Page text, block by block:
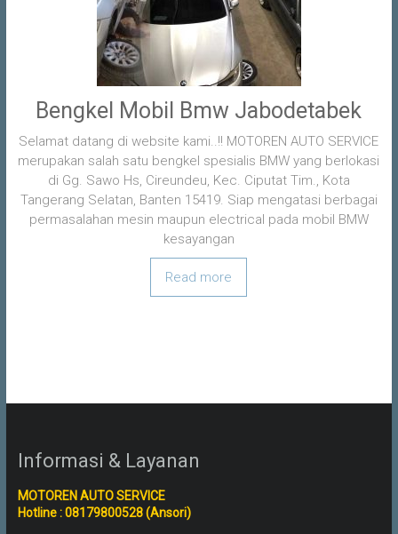
Bengkel Mobil Bmw Jabodetabek
Selamat datang di website kami..!! MOTOREN AUTO SERVICE
merupakan salah satu bengkel spesialis BMW yang berlokasi
di Gg. Sawo Hs, Cireundeu, Kec. Ciputat Tim., Kota
Tangerang Selatan, Banten 15419. Siap mengatasi berbagai
permasalahan mesin maupun electrical pada mobil BMW
kesayangan
Read more
Informasi & Layanan
MOTOREN AUTO SERVICE
Hotline : 08179800528 (Ansori)